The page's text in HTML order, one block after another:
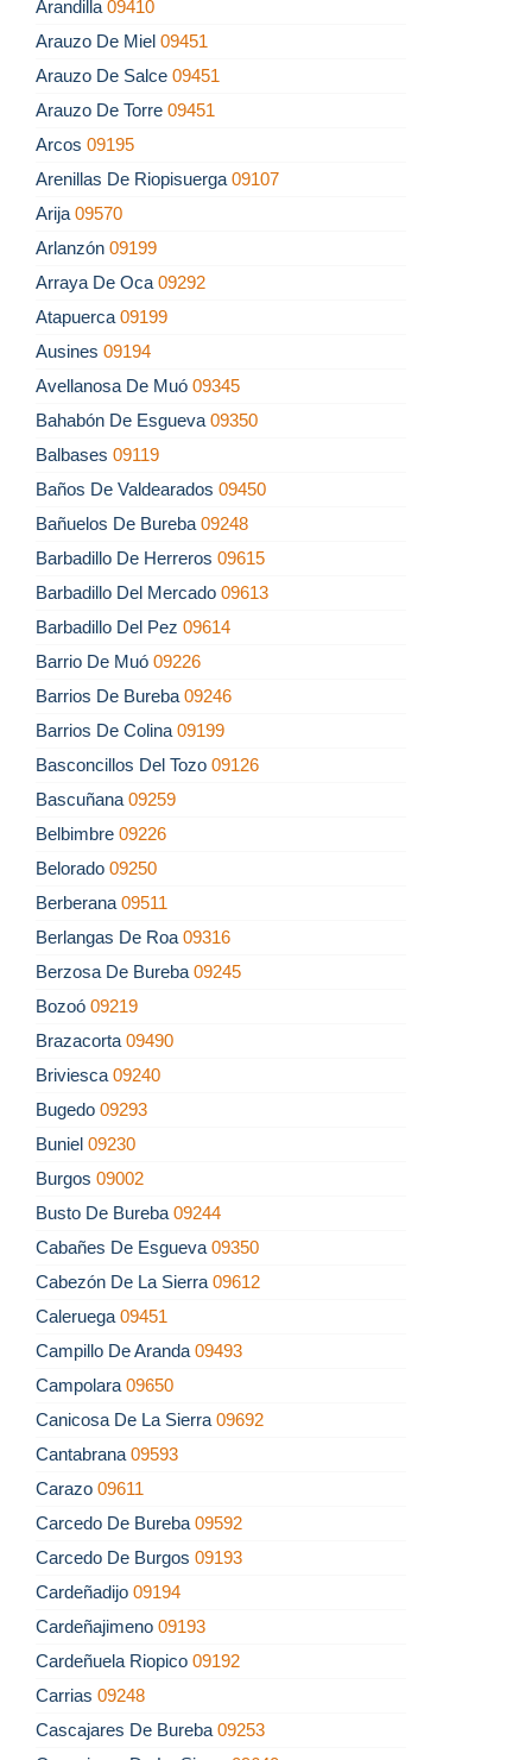
Arandilla 09410
Arauzo De Miel 09451
Arauzo De Salce 09451
Arauzo De Torre 09451
Arcos 09195
Arenillas De Riopisuerga 09107
Arija 09570
Arlanzón 09199
Arraya De Oca 09292
Atapuerca 09199
Ausines 09194
Avellanosa De Muó 09345
Bahabón De Esgueva 09350
Balbases 09119
Baños De Valdearados 09450
Bañuelos De Bureba 09248
Barbadillo De Herreros 09615
Barbadillo Del Mercado 09613
Barbadillo Del Pez 09614
Barrio De Muó 09226
Barrios De Bureba 09246
Barrios De Colina 09199
Basconcillos Del Tozo 09126
Bascuñana 09259
Belbimbre 09226
Belorado 09250
Berberana 09511
Berlangas De Roa 09316
Berzosa De Bureba 09245
Bozoó 09219
Brazacorta 09490
Briviesca 09240
Bugedo 09293
Buniel 09230
Burgos 09002
Busto De Bureba 09244
Cabañes De Esgueva 09350
Cabezón De La Sierra 09612
Caleruega 09451
Campillo De Aranda 09493
Campolara 09650
Canicosa De La Sierra 09692
Cantabrana 09593
Carazo 09611
Carcedo De Bureba 09592
Carcedo De Burgos 09193
Cardeñadijo 09194
Cardeñajimeno 09193
Cardeñuela Riopico 09192
Carrias 09248
Cascajares De Bureba 09253